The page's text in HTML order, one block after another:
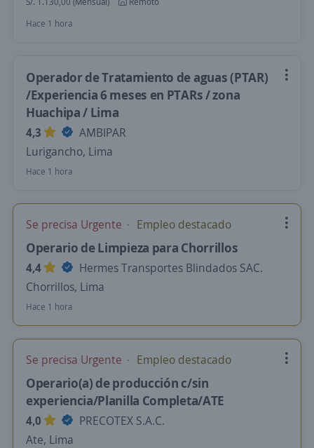
Hace 1 hora
Operador de Tratamiento de aguas (PTAR)
/Experiencia 6 meses en PTARs / zona
Huachipa / Lima
4,3
AMBIPAR
Lurigancho, Lima
Hace 1 hora
Se precisa Urgente Empleo destacado
Operario de Limpieza para Chorrillos
4,4
Hermes Transportes Blindados SAC.
Chorrillos, Lima
Hace 1 hora
Se precisa Urgente Empleo destacado
Operario(a) de producción c/sin
experiencia/Planilla Completa/ATE
4,0
PRECOTEX S.A.C.
Ate, Lima